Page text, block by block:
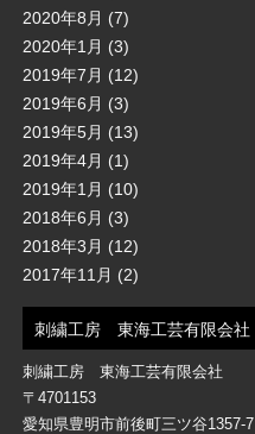
2020年8月 (7)
2020年1月 (3)
2019年7月 (12)
2019年6月 (3)
2019年5月 (13)
2019年4月 (1)
2019年1月 (10)
2018年6月 (3)
2018年3月 (12)
2017年11月 (2)
刺繍工房 東海工芸有限会社
刺繍工房 東海工芸有限会社
〒4701153
愛知県豊明市前後町三ツ谷1357-7